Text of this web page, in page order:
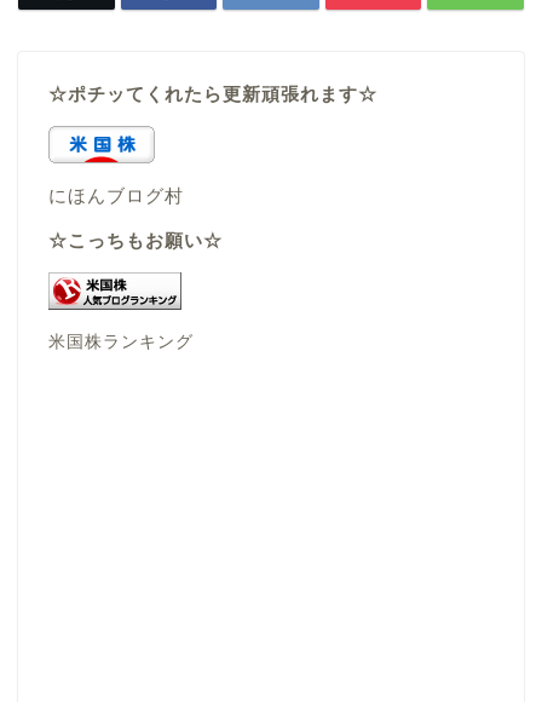
☆ポチッてくれたら更新頑張れます☆
にほんブログ村
☆こっちもお願い☆
米国株ランキング